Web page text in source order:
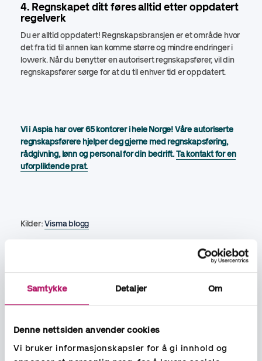
Samtykke Detaljer Om
Denne nettsiden anvender cookies
Vi bruker informasjonskapsler for å gi innhold og
4. Regnskapet ditt føres alltid etter oppdatert
regelverk
Du er alltid oppdatert! Regnskapsbransjen er et område hvor
det fra tid til annen kan komme større og mindre endringer i
lovverk. Når du benytter en autorisert regnskapsfører, vil din
regnskapsfører sørge for at du til enhver tid er oppdatert.
Vi i Aspia har over 65 kontorer i hele Norge! Våre autoriserte
regnskapsførere hjelper deg gjerne med regnskapsføring,
rådgivning, lønn og personal for din bedrift.Ta kontakt for en
uforpliktende prat.
Kilder:Visma blogg
Trenger bedriften din hjelp?